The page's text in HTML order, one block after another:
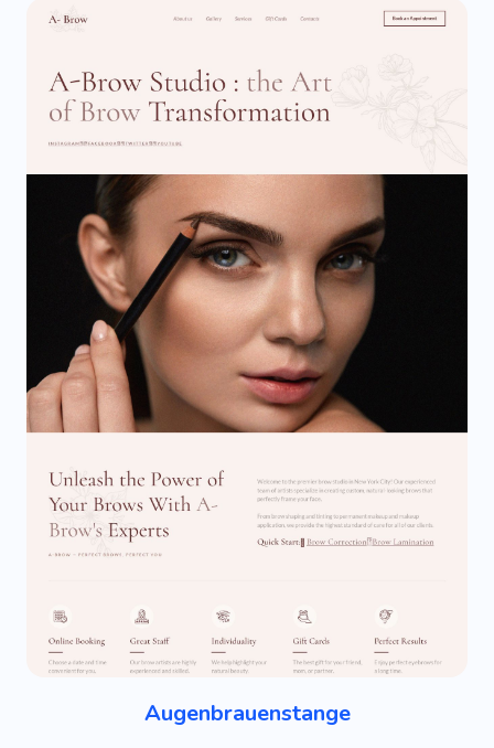
Augenbrauenstange